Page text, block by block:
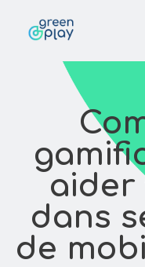
aider
dans
de